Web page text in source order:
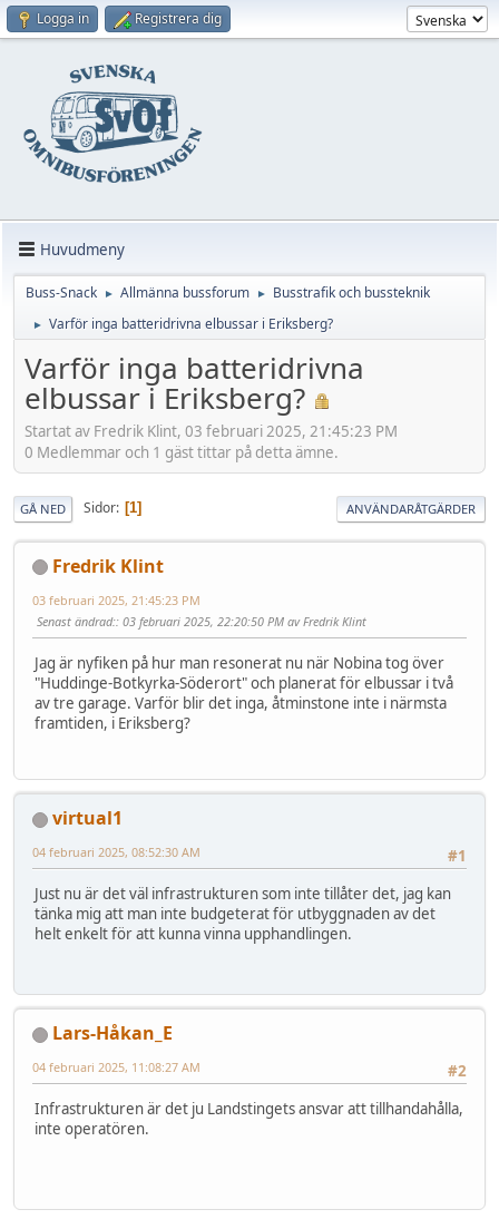
Logga in Registrera dig
Huvudmeny
Buss-Snack ► Allmänna bussforum ► Busstrafik och bussteknik
► Varför inga batteridrivna elbussar i Eriksberg?
Varför inga batteridrivna
elbussar i Eriksberg?
Startat av Fredrik Klint, 03 februari 2025, 21:45:23 PM
0 Medlemmar och 1 gäst tittar på detta ämne.
GÅ NED Sidor 1 ANVÄNDARÅTGÄRDER
Fredrik Klint
03 februari 2025, 21:45:23 PM
Senast ändrad:: 03 februari 2025, 22:20:50 PM av Fredrik Klint
Jag är nyfiken på hur man resonerat nu när Nobina tog över
"Huddinge-Botkyrka-Söderort" och planerat för elbussar i två
av tre garage. Varför blir det inga, åtminstone inte i närmsta
framtiden, i Eriksberg?
virtual1
#1
04 februari 2025, 08:52:30 AM
Just nu är det väl infrastrukturen som inte tillåter det, jag kan
tänka mig att man inte budgeterat för utbyggnaden av det
helt enkelt för att kunna vinna upphandlingen.
Lars-Håkan_E
#2
04 februari 2025, 11:08:27 AM
Infrastrukturen är det ju Landstingets ansvar att tillhandahålla,
inte operatören.